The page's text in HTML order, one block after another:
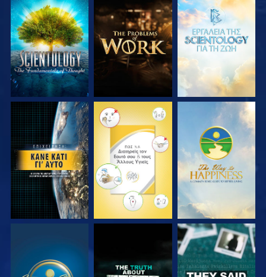
ΕΞΕΡΕΥΝΗΣΤΕ ΤΗ
ΣΕΙΡΑ
ΕΞΕΡΕΥΝΗΣΤΕ ΤΗ
ΣΕΙΡΑ
ΕΞΕΡΕΥΝΗΣΤΕ ΤΗ
ΣΕΙΡΑ
ΠΑΡΑΚΟΛΟΥΘΗΣΤΕ ΠΑΡΑΚΟΛΟΥΘΗΣΤΕ ΠΑΡΑΚΟΛΟΥΘΗΣΤΕ
ΠΑΡΑΚΟΛΟΥΘΗΣΤΕ ΠΑΡΑΚΟΛΟΥΘΗΣΤΕ ΠΑΡΑΚΟΛΟΥΘΗΣΤΕ